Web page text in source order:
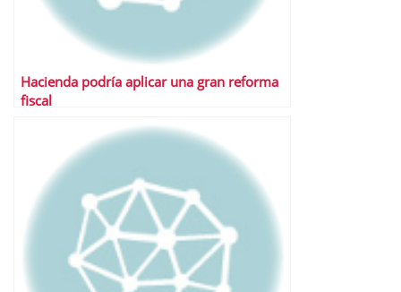
Hacienda podría aplicar una gran reforma
fiscal